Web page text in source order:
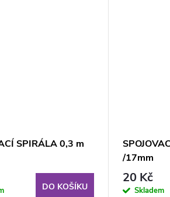
SPIRÁLA 0,3 m
DO KOŠÍKU
/17mm
20 Kč
Skladem